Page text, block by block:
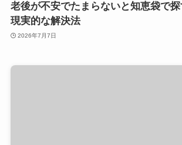
老後が不安でたまらないと知恵袋で
現実的な解決法
2026年7月7日